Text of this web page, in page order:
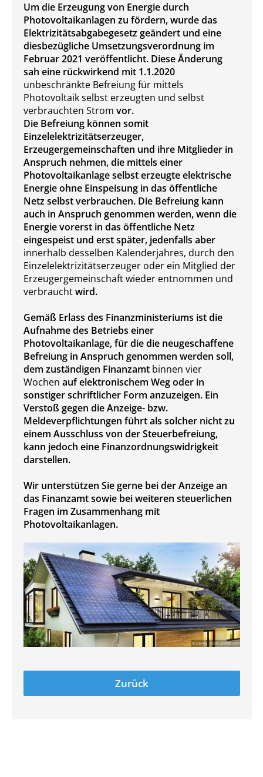
Um die Erzeugung von Energie durch
Photovoltaikanlagen zu fördern, wurde das
Elektrizitätsabgabegesetz geändert und eine
diesbezügliche Umsetzungsverordnung im
Februar 2021 veröffentlicht. Diese Änderung
sah eine rückwirkend mit 1.1.2020
unbeschränkte Befreiung für mittels
Photovoltaik selbst erzeugten und selbst
verbrauchten Strom vor.
Die Befreiung können somit
Einzelelektrizitätserzeuger,
Erzeugergemeinschaften und ihre Mitglieder in
Anspruch nehmen, die mittels einer
Photovoltaikanlage selbst erzeugte elektrische
Energie ohne Einspeisung in das öffentliche
Netz selbst verbrauchen. Die Befreiung kann
auch in Anspruch genommen werden, wenn die
Energie vorerst in das öffentliche Netz
eingespeist und erst später, jedenfalls aber
innerhalb desselben Kalenderjahres, durch den
Einzelelektrizitätserzeuger oder ein Mitglied der
Erzeugergemeinschaft wieder entnommen und
verbrauchtwird.
Gemäß Erlass des Finanzministeriums ist die
Aufnahme des Betriebs einer
Photovoltaikanlage, für die die neugeschaffene
Befreiung in Anspruch genommen werden soll,
dem zuständigen Finanzamt binnen vier
Wochen auf elektronischem Weg oder in
sonstiger schriftlicher Form anzuzeigen. Ein
Verstoß gegen die Anzeige- bzw.
Meldeverpflichtungen führt als solcher nicht zu
einem Ausschluss von der Steuerbefreiung,
kann jedoch eine Finanzordnungswidrigkeit
darstellen.
Wir unterstützen Sie gerne bei der Anzeige an
das Finanzamt sowie bei weiteren steuerlichen
Fragen im Zusammenhang mit
Photovoltaikanlagen.
Zurück